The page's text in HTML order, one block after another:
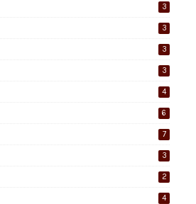
3
3
3
3
4
6
7
3
2
4